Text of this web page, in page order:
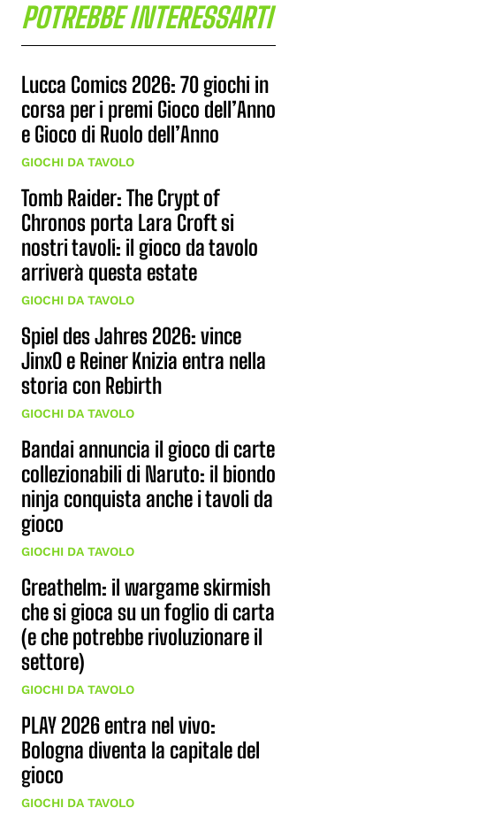
POTREBBE INTERESSARTI
Lucca Comics 2026: 70 giochi in
corsa per i premi Gioco dell’Anno
e Gioco di Ruolo dell’Anno
GIOCHI DA TAVOLO
Tomb Raider: The Crypt of
Chronos porta Lara Croft si
nostri tavoli: il gioco da tavolo
arriverà questa estate
GIOCHI DA TAVOLO
Spiel des Jahres 2026: vince
JinxO e Reiner Knizia entra nella
storia con Rebirth
GIOCHI DA TAVOLO
Bandai annuncia il gioco di carte
collezionabili di Naruto: il biondo
ninja conquista anche i tavoli da
gioco
GIOCHI DA TAVOLO
Greathelm: il wargame skirmish
che si gioca su un foglio di carta
(e che potrebbe rivoluzionare il
settore)
GIOCHI DA TAVOLO
PLAY 2026 entra nel vivo:
Bologna diventa la capitale del
gioco
GIOCHI DA TAVOLO